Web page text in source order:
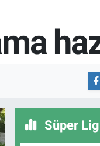
Süper